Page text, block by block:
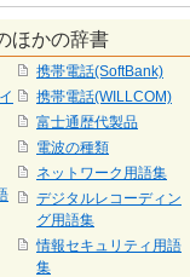
ほかの辞書
携帯電話(SoftBank)
携帯電話(WILLCOM)
富士通歴代製品
電波の種類
ネットワーク用語集
デジタルレコーディン
グ用語集
情報セキュリティ用語
集